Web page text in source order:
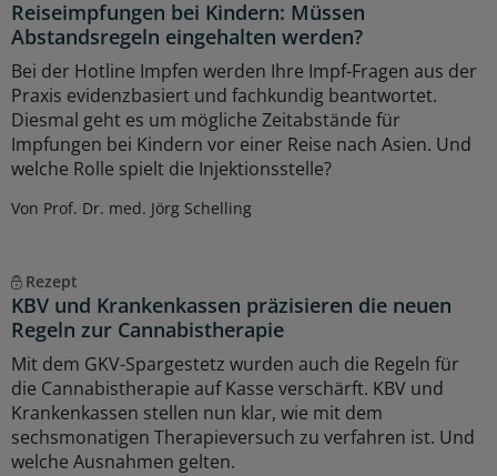
Reiseimpfungen bei Kindern: Müssen
Abstandsregeln eingehalten werden?
Bei der Hotline Impfen werden Ihre Impf-Fragen aus der
Praxis evidenzbasiert und fachkundig beantwortet.
Diesmal geht es um mögliche Zeitabstände für
Impfungen bei Kindern vor einer Reise nach Asien. Und
welche Rolle spielt die Injektionsstelle?
Von Prof. Dr. med. Jörg Schelling
Rezept
KBV und Krankenkassen präzisieren die neuen
Regeln zur Cannabistherapie
Mit dem GKV-Spargestetz wurden auch die Regeln für
die Cannabistherapie auf Kasse verschärft. KBV und
Krankenkassen stellen nun klar, wie mit dem
sechsmonatigen Therapieversuch zu verfahren ist. Und
welche Ausnahmen gelten.